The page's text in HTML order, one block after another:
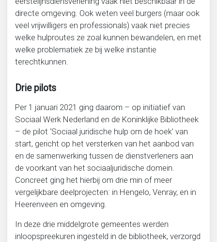
directe omgeving. Ook weten veel burgers (maar ook
veel vrijwilligers en professionals) vaak niet precies
welke hulproutes ze zoal kunnen bewandelen, en met
welke problematiek ze bij welke instantie
terechtkunnen.
Drie pilots
Per 1 januari 2021 ging daarom – op initiatief van
Sociaal Werk Nederland en de Koninklijke Bibliotheek
– de pilot ‘Sociaal juridische hulp om de hoek’ van
start, gericht op het versterken van het aanbod van
en de samenwerking tussen de dienstverleners aan
de voorkant van het sociaaljuridische domein.
Concreet ging het hierbij om drie min of meer
vergelijkbare deelprojecten: in Hengelo, Venray, en in
Heerenveen en omgeving.
In deze drie middelgrote gemeentes werden
inloopspreekuren ingesteld in de bibliotheek, verzorgd